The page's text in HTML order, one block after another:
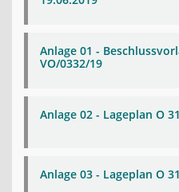
Anlage 01 -
VO/0332/19
Anlage 02 - Lageplan O
Anlage 03 - Lageplan O